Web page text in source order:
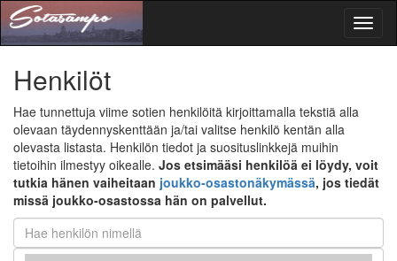
Henkilöt
Hae tunnettuja viime sotien henkilöitä kirjoittamalla tekstiä alla
olevaan täydennyskenttään ja/tai valitse henkilö kentän alla
olevasta listasta. Henkilön tiedot ja suosituslinkkejä muihin
tietoihin ilmestyy oikealle. Jos etsimääsi henkilöä ei löydy, voit
tutkia hänen vaiheitaan joukko-osastonäkymässä, jos tiedät
missä joukko-osastossa hän on palvellut.